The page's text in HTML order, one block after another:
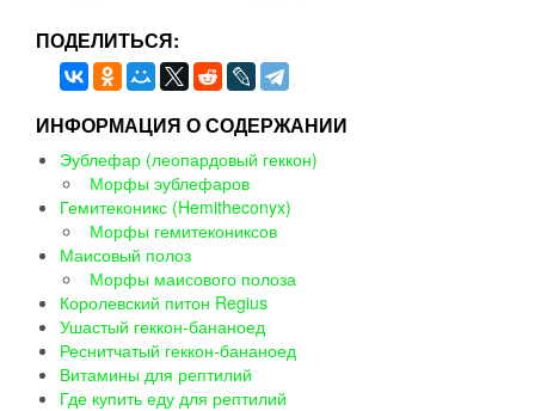
ПОДЕЛИТЬСЯ:
ИНФОРМАЦИЯ О СОДЕРЖАНИИ
Эублефар (леопардовый геккон)
Морфы эублефаров
Гемитеконикс (Hemitheconyx)
Морфы гемитекониксов
Маисовый полоз
Морфы маисового полоза
Королевский питон Regius
Ушастый геккон-бананоед
Реснитчатый геккон-бананоед
Витамины для рептилий
Где купить еду для рептилий